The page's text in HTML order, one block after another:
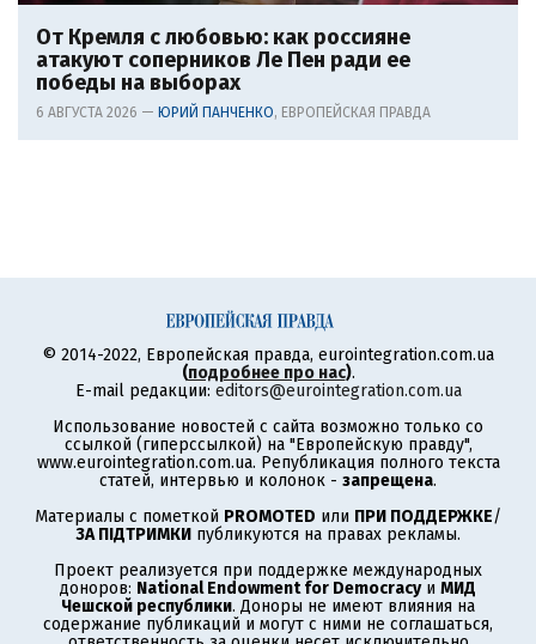
От Кремля с любовью: как россияне
атакуют соперников Ле Пен ради ее
победы на выборах
6 АВГУСТА 2026 — ЮРИЙ ПАНЧЕНКО, ЕВРОПЕЙСКАЯ ПРАВДА
© 2014-2022, Европейская правда, eurointegration.com.ua
(подробнее про нас).
E-mail редакции: editors@eurointegration.com.ua
Использование новостей с сайта возможно только со
ссылкой (гиперссылкой) на "Европейскую правду",
www.eurointegration.com.ua. Републикация полного текста
статей, интервью и колонок - запрещена.
Материалы с пометкой PROMOTED или ПРИ ПОДДЕРЖКЕ/
ЗА ПІДТРИМКИ публикуются на правах рекламы.
Проект реализуется при поддержке международных
доноров: National Endowment for Democracyи МИД
Чешской республики. Доноры не имеют влияния на
содержание публикаций и могут с ними не соглашаться,